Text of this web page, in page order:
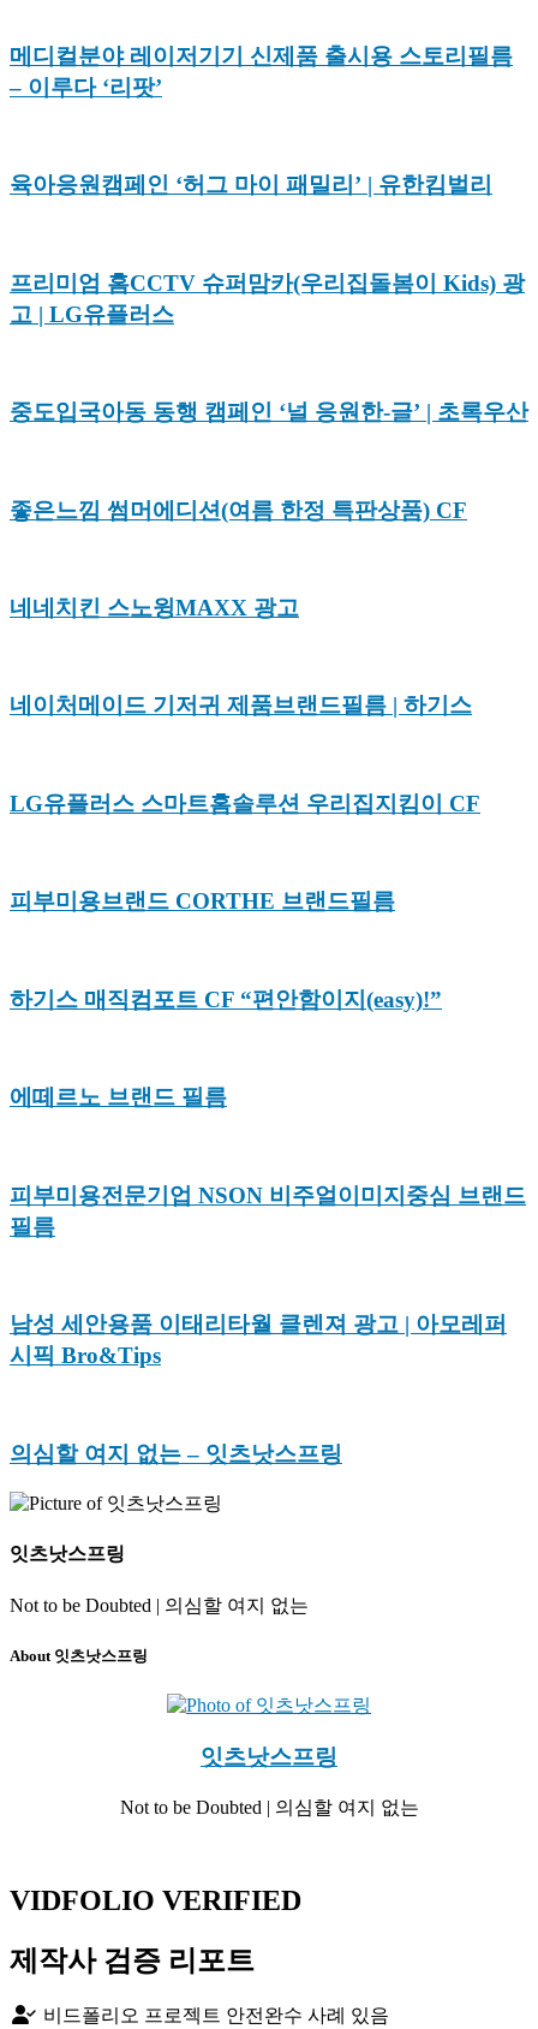
메디컬분야 레이저기기 신제품 출시용 스토리필름
– 이루다 ‘리팟’
육아응원캠페인 ‘허그 마이 패밀리’ | 유한킴벌리
프리미엄 홈CCTV 슈퍼맘카(우리집돌봄이 Kids) 광
고 | LG유플러스
중도입국아동 동행 캠페인 ‘널 응원한-글’ | 초록우산
좋은느낌 썸머에디션(여름 한정 특판상품) CF
네네치킨 스노윙MAXX 광고
네이처메이드 기저귀 제품브랜드필름 | 하기스
LG유플러스 스마트홈솔루션 우리집지킴이 CF
피부미용브랜드 CORTHE 브랜드필름
하기스 매직컴포트 CF “편안함이지(easy)!”
에떼르노 브랜드 필름
피부미용전문기업 NSON 비주얼이미지중심 브랜드
필름
남성 세안용품 이태리타월 클렌져 광고 | 아모레퍼
시픽 Bro&Tips
의심할 여지 없는 – 잇츠낫스프링
잇츠낫스프링
Not to be Doubted | 의심할 여지 없는
About 잇츠낫스프링
잇츠낫스프링
Not to be Doubted | 의심할 여지 없는
VIDFOLIO VERIFIED
제작사 검증 리포트
비드폴리오 프로젝트 안전완수 사례 있음